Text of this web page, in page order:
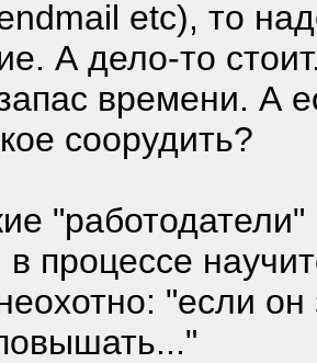
etc), то
А дело-то
времени. А
соорудить?
процессе
"если